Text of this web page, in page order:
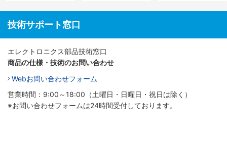
技術サポート窓口
エレクトロニクス部品技術窓口
商品の仕様・技術のお問い合わせ
Webお問い合わせフォーム
営業時間：9:00～18:00（土曜日・日曜日・祝日は除く）
※お問い合わせフォームは24時間受付しております。